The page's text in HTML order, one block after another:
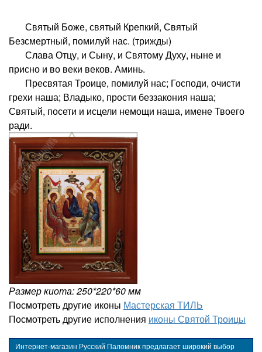
Святый Боже, святый Крепкий, Святый
Безсмертный, помилуй нас. (трижды)
Слава Отцу, и Сыну, и Святому Духу, ныне и
присно и во веки веков. Аминь.
Пресвятая Троице, помилуй нас; Господи, очисти
грехи наша; Владыко, прости беззакония наша;
Святый, посети и исцели немощи наша, имене Твоего
ради.
Размер киота: 250*220*60 мм
Посмотреть другие иконы Мастерская ТИЛЬ
Посмотреть другие исполнения иконы Святой Троицы
Интернет-магазин Русский Паломник предлагает широкий выбор